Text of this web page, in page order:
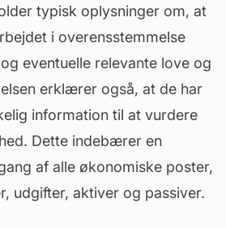
typisk oplysninger om, at
i overensstemmelse
eventuelle relevante love og
erklærer også, at de har
information til at vurdere
Dette indebærer en
af alle økonomiske poster,
udgifter, aktiver og passiver.